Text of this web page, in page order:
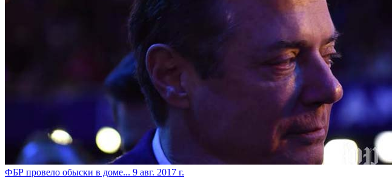
​ФБР провело обыски в доме... 9 авг. 2017 г.